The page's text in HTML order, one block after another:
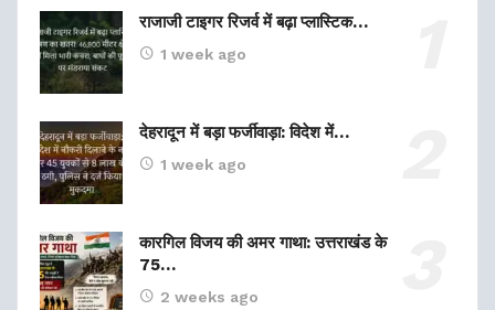
राजाजी टाइगर रिजर्व में बढ़ा प्लास्टिक…
1 week ago
देहरादून में बड़ा फर्जीवाड़ा: विदेश में…
1 week ago
कारगिल विजय की अमर गाथा: उत्तराखंड के
75…
2 weeks ago